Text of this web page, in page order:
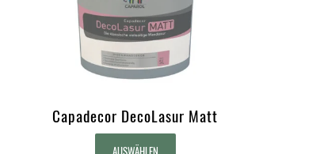
Capadecor DecoLasur Matt
AUSWÄHLEN